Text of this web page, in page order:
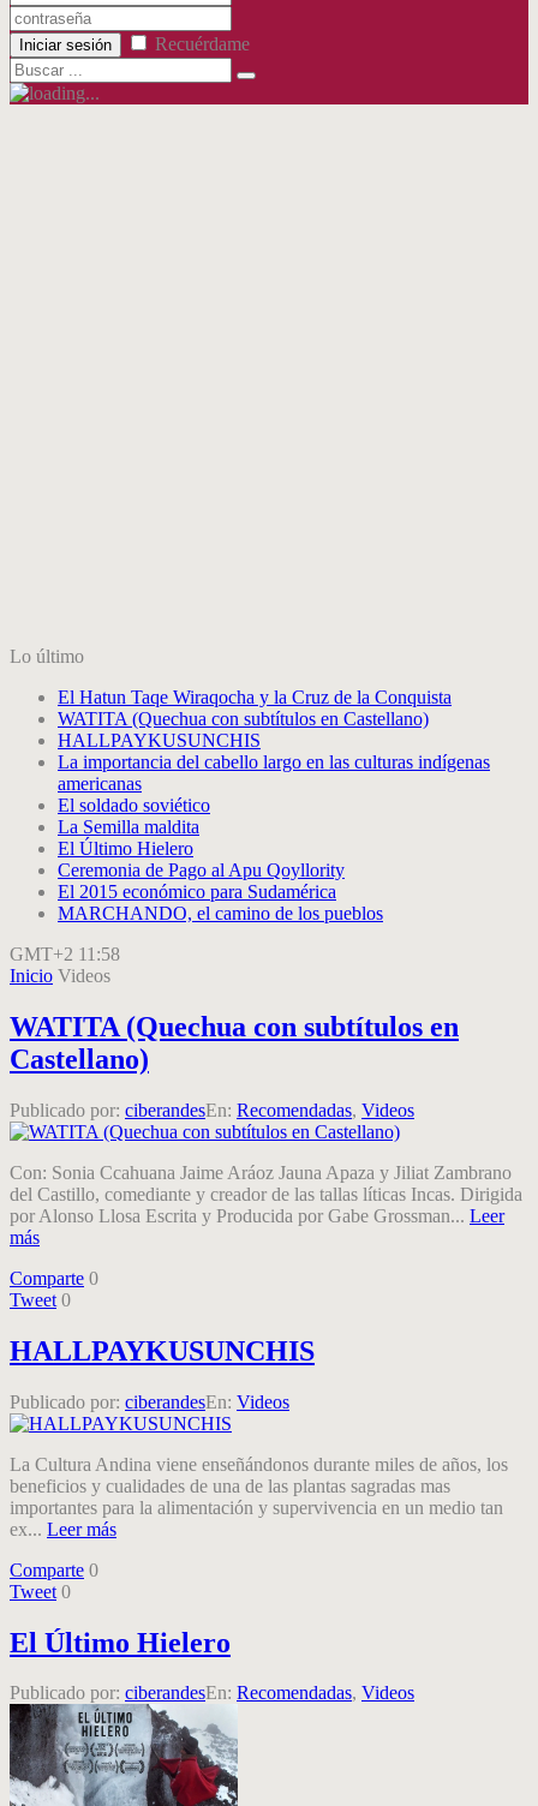
Iniciar sesión Recuérdame
Lo último
El Hatun Taqe Wiraqocha y la Cruz de la Conquista
WATITA (Quechua con subtítulos en Castellano)
HALLPAYKUSUNCHIS
La importancia del cabello largo en las culturas indígenas
americanas
El soldado soviético
La Semilla maldita
El Último Hielero
Ceremonia de Pago al Apu Qoyllority
El 2015 económico para Sudamérica
MARCHANDO, el camino de los pueblos
GMT+2 11:58
Inicio Videos
WATITA (Quechua con subtítulos en
Castellano)
Publicado por: ciberandesEn: Recomendadas, Videos
Con: Sonia Ccahuana Jaime Aráoz Jauna Apaza y Jiliat Zambrano
del Castillo, comediante y creador de las tallas líticas Incas. Dirigida
por Alonso Llosa Escrita y Producida por Gabe Grossman... Leer
más
Comparte 0
Tweet 0
HALLPAYKUSUNCHIS
Publicado por: ciberandesEn: Videos
La Cultura Andina viene enseñándonos durante miles de años, los
beneficios y cualidades de una de las plantas sagradas mas
importantes para la alimentación y supervivencia en un medio tan
ex... Leer más
Comparte 0
Tweet 0
El Último Hielero
Publicado por: ciberandesEn: Recomendadas, Videos